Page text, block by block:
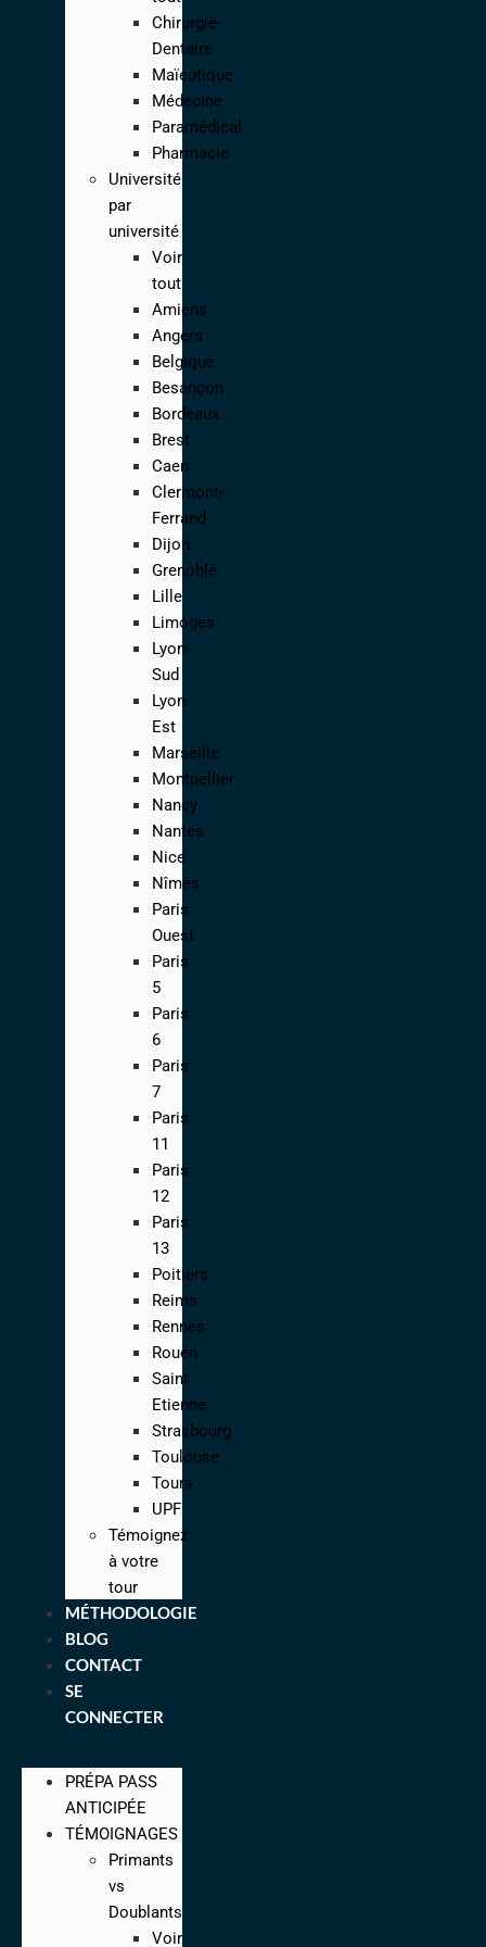
Chirurgie-
Dentaire
Maïeutique
Médecine
Paramédical
Pharmacie
Université
par
université
Voir
tout
Amiens
Angers
Belgique
Besançon
Bordeaux
Brest
Caen
Clermont-
Ferrand
Dijon
Grenoble
Lille
Limoges
Lyon-
Sud
Lyon
Est
Marseille
Montpellier
Nancy
Nantes
Nice
Nîmes
Paris
Ouest
Paris
5
Paris
6
Paris
7
Paris
11
Paris
12
Paris
13
Poitiers
Reims
Rennes
Rouen
Saint
Etienne
Strasbourg
Toulouse
Tours
UPF
Témoignez
à votre
tour
MÉTHODOLOGIE
BLOG
CONTACT
SE
CONNECTER
PRÉPA PASS
ANTICIPÉE
TÉMOIGNAGES
Primants
vs
Doublants
Voir